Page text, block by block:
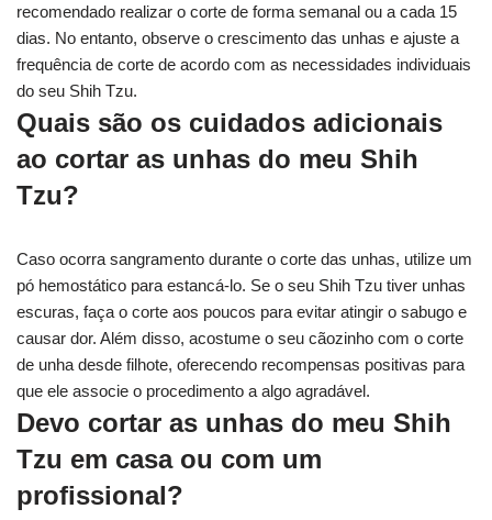
recomendado realizar o corte de forma semanal ou a cada 15
dias. No entanto, observe o crescimento das unhas e ajuste a
frequência de corte de acordo com as necessidades individuais
do seu Shih Tzu.
Quais são os cuidados adicionais
ao cortar as unhas do meu Shih
Tzu?
Caso ocorra sangramento durante o corte das unhas, utilize um
pó hemostático para estancá-lo. Se o seu Shih Tzu tiver unhas
escuras, faça o corte aos poucos para evitar atingir o sabugo e
causar dor. Além disso, acostume o seu cãozinho com o corte
de unha desde filhote, oferecendo recompensas positivas para
que ele associe o procedimento a algo agradável.
Devo cortar as unhas do meu Shih
Tzu em casa ou com um
profissional?